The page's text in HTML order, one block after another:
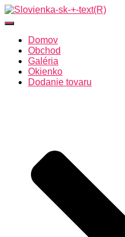
Toggle Navigation
Domov
Obchod
Galéria
Okienko
Dodanie tovaru